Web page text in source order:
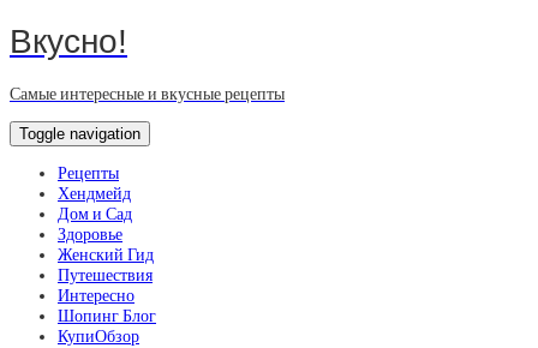
Вкусно!
Самые интересные и вкусные рецепты
Toggle navigation
Рецепты
Хендмейд
Дом и Сад
Здоровье
Женский Гид
Путешествия
Интересно
Шопинг Блог
КупиОбзор